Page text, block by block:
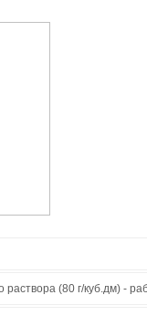
раствора (80 г/куб.дм) -